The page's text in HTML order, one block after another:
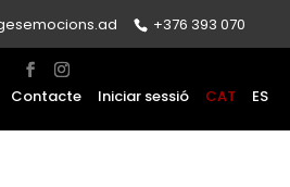
+376 393 070
Contacte Iniciar sessió CAT ES